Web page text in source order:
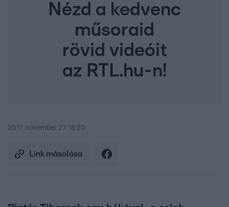
Nézd a kedvenc
műsoraid
rövid videóit
az RTL.hu-n!
2017. november 27. 18:20
Link másolása